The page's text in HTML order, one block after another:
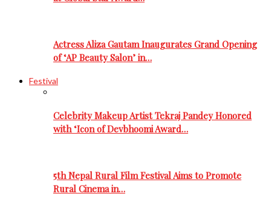
Actress Aliza Gautam Inaugurates Grand Opening
of ‘AP Beauty Salon’ in…
Festival
Celebrity Makeup Artist Tekraj Pandey Honored
with ‘Icon of Devbhoomi Award…
5th Nepal Rural Film Festival Aims to Promote
Rural Cinema in…